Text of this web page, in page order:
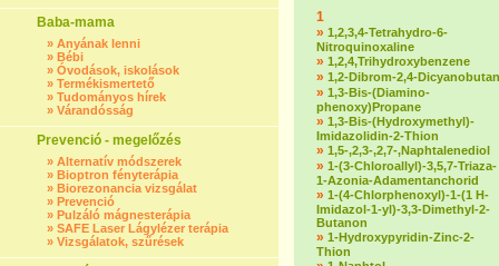
Baba-mama
» Anyának lenni
» Bébi
» Óvodások, iskolások
» Termékismertető
» Tudományos hírek
» Várandósság
Prevenció - megelőzés
» Alternatív módszerek
» Bioptron fényterápia
» Biorezonancia vizsgálat
» Prevenció
» Pulzáló mágnesterápia
» SAFE Laser Lágylézer terápia
» Vizsgálatok, szűrések
1
» 1,2,3,4-Tetrahydro-6-
Nitroquinoxaline
» 1,2,4,Trihydroxybenzene
» 1,2-Dibrom-2,4-Dicyanobutan
» 1,3-Bis-(Diamino-
phenoxy)Propane
» 1,3-Bis-(Hydroxymethyl)-
Imidazolidin-2-Thion
» 1,5-,2,3-,2,7-,Naphtalenediol
» 1-(3-Chloroallyl)-3,5,7-Triaza-
1-Azonia-Adamentanchorid
» 1-(4-Chlorphenoxyl)-1-(1 H-
Imidazol-1-yl)-3,3-Dimethyl-2-
Butanon
» 1-Hydroxypyridin-Zinc-2-
Thion